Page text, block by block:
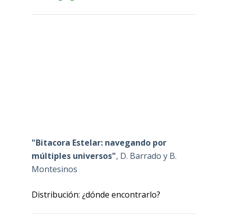
"Bitacora Estelar: navegando por
múltiples universos", D. Barrado y B.
Montesinos
Distribución: ¿dónde encontrarlo?